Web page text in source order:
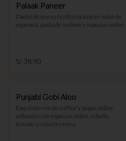
Palaak Paneer
Dados de queso ricotta cocidos en salsa de
espinaca, pasta de cashew y especias indias
S/ 38.90
Punjabi Gobi Aloo
Exquisito mix de coliflor y papas indias
salteadas con especias indias, cebolla,
tomate y culantro freco